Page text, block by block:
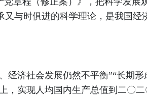
与时俱进的科学理论，是我国经
济社会发展仍然不平衡”“长期形
，实现人均国内生产总值到二〇